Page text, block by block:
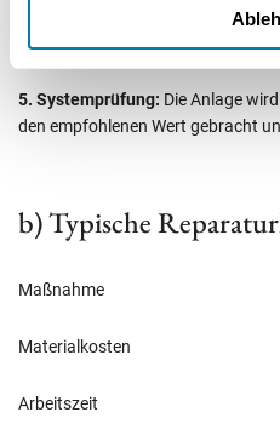
hydraulischen Abgleich durch,
Heizkörper individuell ermitteln und
5. Systemprüfung: Die Anlage
den empfohlenen Wert gebracht
b) Typische
Maßnahme
Materialkosten
Arbeitszeit